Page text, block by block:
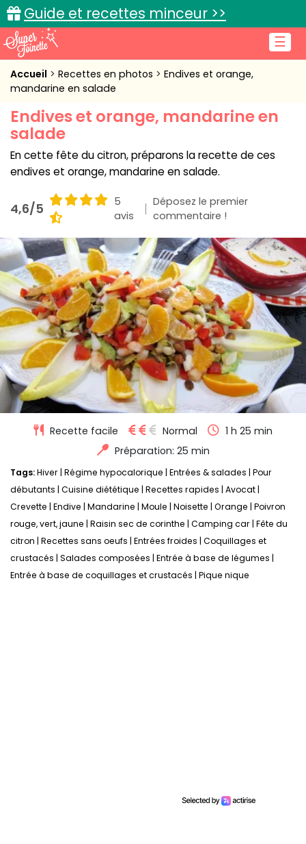
☰
Guide et recettes minceur >>
Accueil
Cuisine pratique
L'actu cuisine
Accueil Recettes en photos
Endives et orange,
mandarine en salade
Endives et orange, mandarine en
salade
En cette fête du citron, préparons la recette de ces
endives et orange, mandarine en salade.
4,6/5
5
avis
Déposez le premier
commentaire !
Recette facile Normal
1 h 25 min
Préparation: 25 min
Tags:Hiver Régime hypocalorique Entrées & salades Pour
débutants Cuisine diététique Recettes rapides Avocat
Crevette Endive Mandarine Moule Noisette Orange Poivron
rouge, vert, jaune Raisin sec de corinthe Camping car Fête du
citron Recettes sans oeufs Entrées froides Coquillages et
crustacés Salades composées Entrée à base de légumes
Entrée à base de coquillages et crustacés Pique nique